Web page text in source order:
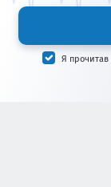
Я прочитав